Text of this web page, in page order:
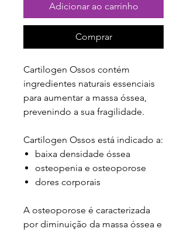
Adicionar ao carrinho
Comprar
Cartilogen Ossos contém
ingredientes naturais essenciais
para aumentar a massa óssea,
prevenindo a sua fragilidade.
Cartilogen Ossos está indicado a:
baixa densidade óssea
osteopenia e osteoporose
dores corporais
A osteoporose é caracterizada
por diminuição da massa óssea e